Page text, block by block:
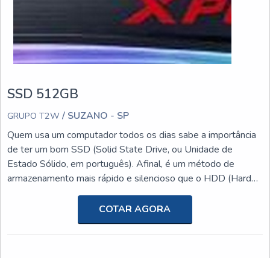
SSD 512GB
GRUPO T2W / SUZANO - SP
Quem usa um computador todos os dias sabe a importância
de ter um bom SSD (Solid State Drive, ou Unidade de
Estado Sólido, em português). Afinal, é um método de
armazenamento mais rápido e silencioso que o HDD (Hard
Disk Drive, ou Unidade de Disco Rígido). Para isso, é
importante entender a importância do ssd 512gb.Para
simplificar o conceito, o SSD é um componente de hardware
criado e desenvolvido para substituir o antigo HD como
COTAR AGORA